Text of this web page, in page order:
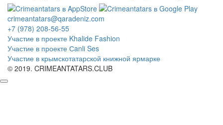
crimeantatars@qaradeniz.com
+7 (978) 208-56-55
Участие в проекте Khalide Fashion
Участие в проекте Сanli Ses
Участие в крымскотатарской книжной ярмарке
© 2019. CRIMEANTATARS.CLUB